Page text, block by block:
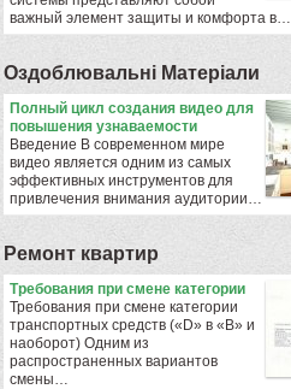
важный элемент защиты и комфорта в…
Оздоблювальнi Матерiали
Полный цикл создания видео для
повышения узнаваемости
Введение В современном мире
видео является одним из самых
эффективных инструментов для
привлечения внимания аудитории…
Ремонт квартир
​Требования при смене категории
Требования при смене категории
транспортных средств («D» в «B» и
наоборот) Одним из
распространенных вариантов
смены…